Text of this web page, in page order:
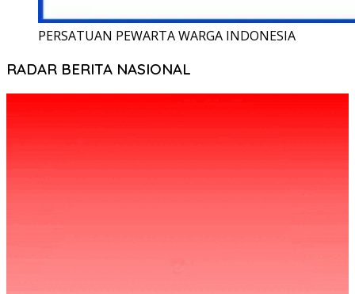
PERSATUAN PEWARTA WARGA INDONESIA
RADAR BERITA NASIONAL